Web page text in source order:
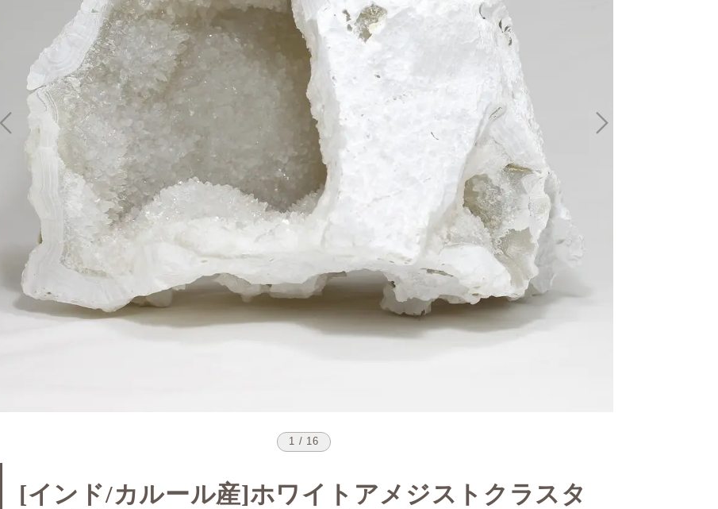
1 / 16
[インド/カルール産]ホワイトアメジストクラスタ